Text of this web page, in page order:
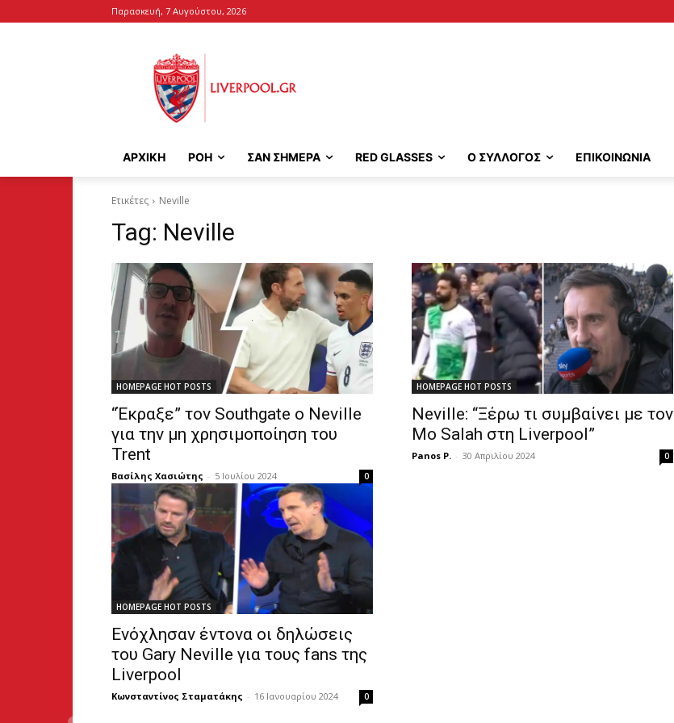
Παρασκευή, 7 Αυγούστου, 2026
ΑΡΧΙΚΉ ΡΟΗ ΣΑΝ ΣΗΜΕΡΑ RED GLASSES Ο ΣΥΛΛΟΓΟΣ ΕΠΙΚΟΙΝΩΝΙΑ
Ετικέτες Neville
Tag: Neville
HOMEPAGE HOT POSTS
“Έκραξε” τον Southgate ο Neville
για την μη χρησιμοποίηση του
Trent
Βασίλης Χασιώτης - 5 Ιουλίου 2024 0
HOMEPAGE HOT POSTS
Neville: “Ξέρω τι συμβαίνει με τον
Μo Salah στη Liverpool”
Panos P. - 30 Απριλίου 2024 0
HOMEPAGE HOT POSTS
Ενόχλησαν έντονα οι δηλώσεις
του Gary Neville για τους fans της
Liverpool
Κωνσταντίνος Σταματάκης - 16 Ιανουαρίου 2024 0